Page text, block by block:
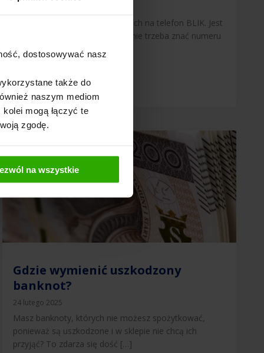
dostosowywać nasz
także do
naszym mediom
mogą łączyć te
zgodę.
na wszystkie
Na pewno słyszałeś o przelewach na telefon BLIK. Jest
to system płatności, w którym nie trzeba znać numeru
rachunku odbiorcy, […]
Gdzie wymienić uszkodzony
banknot?
24 lutego 2025
Masz banknoty, których nie możesz spożytkować,
ponieważ są uszkodzone i w sklepie nie chcą ich
przyjąć? To zdarza się dość […]